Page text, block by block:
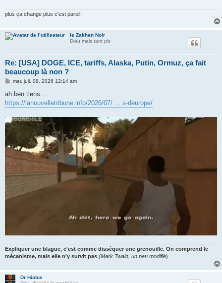
plus ça change plus c'est pareil.
le Zakhan Noir
Dieu mais tant pis
Re: [USA] DOGE, ICE, tariffs, Alaska, Putin, Ormuz, ça fait
beaucoup là non ?
M
s
a
e
mer. juil. 08, 2026 12:14 am
ah ben tiens...
https://lanouvelletribune.info/2026/07/ ... s-deurope/
Expliquer une blague, c'est comme disséquer une grenouille. On comprend le
mécanisme, mais elle n'y survit pas (Mark Twain, un peu modifié)
Dr Hiatus